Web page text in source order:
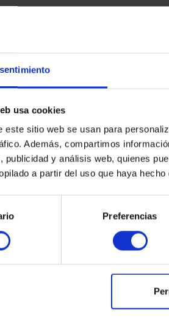
usa cookies
este sitio web se usan para
Además, compartimos
publicidad y análisis web, quienes
a partir del uso que haya
Preferencias